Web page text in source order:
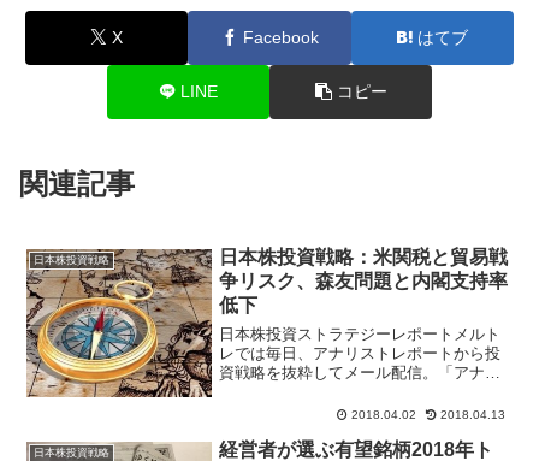
X Facebook はてブ
LINE コピー
関連記事
日本株投資戦略
日本株投資戦略：米関税と貿易戦
争リスク、森友問題と内閣支持率
低下
日本株投資ストラテジーレポートメルト
レでは毎日、アナリストレポートから投
資戦略を抜粋してメール配信。「アナリ
目ポイントを抜粋して、短く要点だけを
ど電子メール受信可能な端...
2018.04.02 2018.04.13
日本株投資戦略
経営者が選ぶ有望銘柄2018年ト